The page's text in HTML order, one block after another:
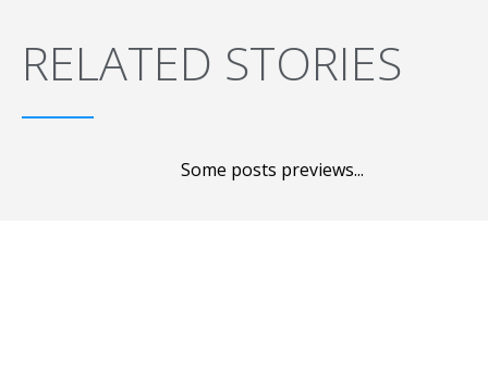
RELATED STORIES
Some posts previews...